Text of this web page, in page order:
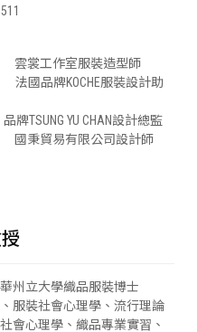
雲裳工作室服裝造型師
法國品牌KOCHE服裝設計助
牌TSUNG YU CHAN設計總監
國秉貿易有限公司設計師
州立大學織品服裝博士
服裝社會心理學、流行理論
會心理學、織品專業實習、